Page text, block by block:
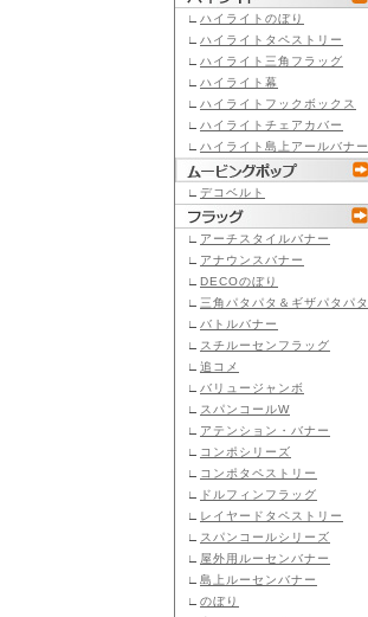
∟ ハイライトのぼり
∟ ハイライトタペストリー
∟ ハイライト三角フラッグ
∟ ハイライト幕
∟ ハイライトフックボックス
∟ ハイライトチェアカバー
∟ ハイライト島上アールバナー
∟ デコベルト
∟ アーチスタイルバナー
∟ アナウンスバナー
∟ DECOのぼり
∟ 三角パタパタ＆ギザパタパタ
∟ バトルバナー
∟ スチルーセンフラッグ
∟ 追コメ
∟ バリュージャンボ
∟ スパンコールW
∟ アテンション・バナー
∟ コンポシリーズ
∟ コンポタペストリー
∟
ドルフィンフラッグ
∟ レイヤードタペストリー
∟ スパンコールシリーズ
∟ 屋外用ルーセンバナー
∟ 島上ルーセンバナー
∟ のぼり